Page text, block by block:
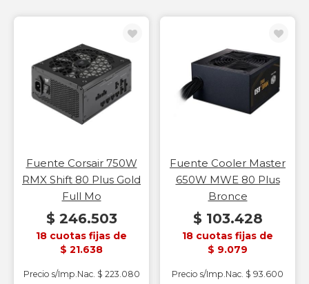
Fuente Corsair 750W
RMX Shift 80 Plus Gold
Full Mo
$ 246.503
18 cuotas fijas de
$ 21.638
Precio s/Imp.Nac. $ 223.080
Fuente Cooler Master
650W MWE 80 Plus
Bronce
$ 103.428
18 cuotas fijas de
$ 9.079
Precio s/Imp.Nac. $ 93.600